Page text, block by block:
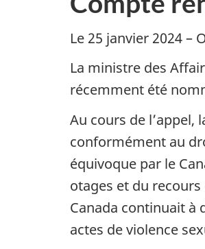
Le 25 janvier 2024 –
La ministre des
récemment été
Au cours de l’appel,
conformément au
équivoque par le
otages et du
Canada continuait à
actes de violence